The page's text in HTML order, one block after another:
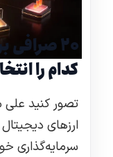
۲۰ صرافی
کدام را
تصور کنید
ارزهای
سرمایه‌گذاری